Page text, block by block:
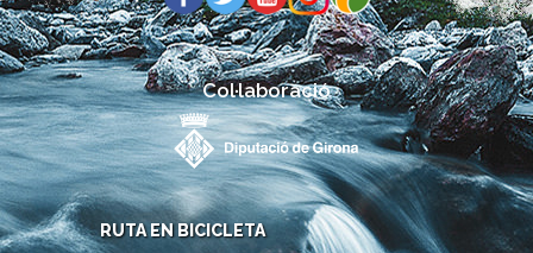
Col·laboració
RUTA EN BICICLETA